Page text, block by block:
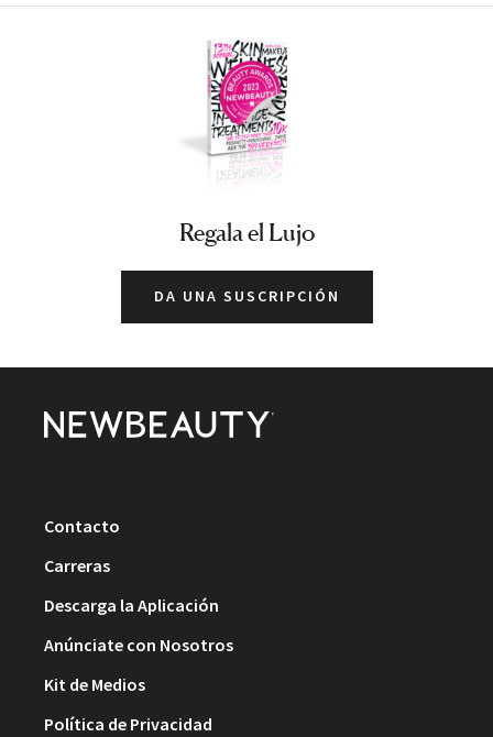
Regala el Lujo
DA UNA SUSCRIPCIÓN
Contacto
Carreras
Descarga la Aplicación
Anúnciate con Nosotros
Kit de Medios
Política de Privacidad